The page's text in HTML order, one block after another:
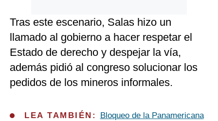
Tras este escenario, Salas hizo un
llamado al gobierno a hacer respetar el
Estado de derecho y despejar la vía,
además pidió al congreso solucionar los
pedidos de los mineros informales.
LEA TAMBIÉN:
Bloqueo de la Panamericana